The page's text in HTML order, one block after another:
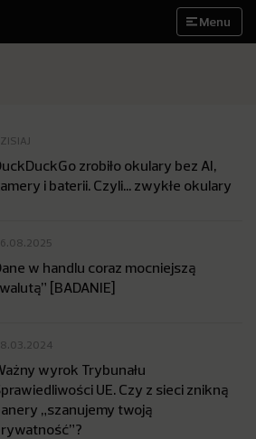
Menu
zrobiło okulary bez AI,
i baterii. Czyli… zwykłe okulary
w handlu coraz mocniejszą
[BADANIE]
wyrok Trybunału
UE. Czy z sieci znikną
„szanujemy twoją